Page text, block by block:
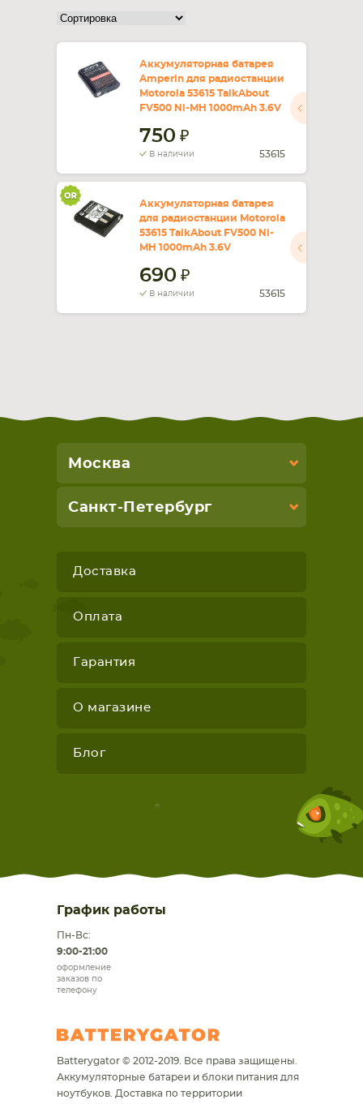
Аккумуляторная батарея
Amperin для радиостанции
Motorola 53615 TalkAbout
FV500 Ni-MH 1000mAh 3.6V
750
В наличии 53615
Аккумуляторная батарея
для радиостанции Motorola
53615 TalkAbout FV500 Ni-
MH 1000mAh 3.6V
690
В наличии 53615
Москва
Санкт-Петербург
Доставка
Оплата
Гарантия
О магазине
Блог
График работы
Пн-Вс:
9:00-21:00
оформление
заказов по
телефону
Batterygator © 2012-2019. Все права защищены.
Аккумуляторные батареи и блоки питания для
ноутбуков. Доставка по территории